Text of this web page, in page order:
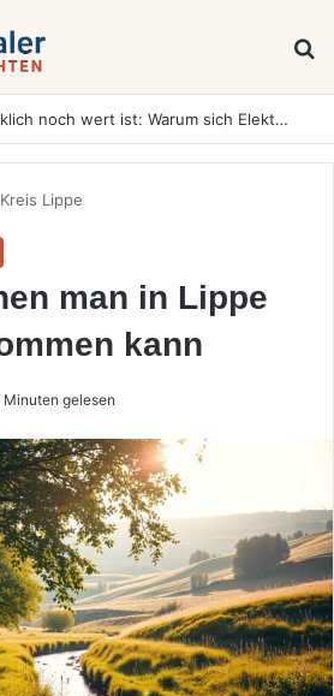
Was ein E-Auto wirklich noch wert ist: Warum sich Elektrofahrzeuge bei der Wertermittlung anders verhalten als Verbrenner
Lippe
man in Lippe
kann
Minuten gelesen